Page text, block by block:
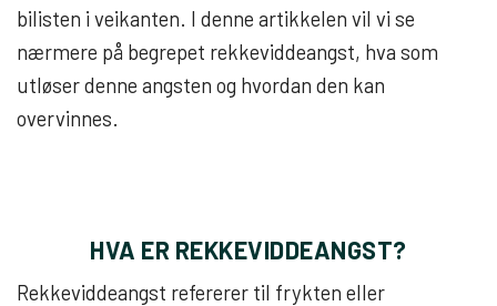
bilisten i veikanten. I denne artikkelen vil vi se
nærmere på begrepet rekkeviddeangst, hva som
utløser denne angsten og hvordan den kan
overvinnes.
HVA ER REKKEVIDDEANGST?
Rekkeviddeangst refererer til frykten eller